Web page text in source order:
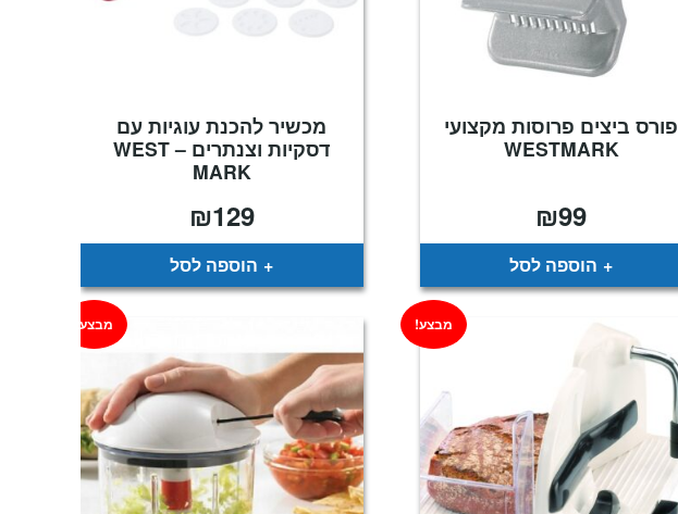
פורס ביצים פרוסות מקצועי
WESTMARK
₪99
הוספה לסל
מכשיר להכנת עוגיות עם
דסקיות וצנתרים – WEST
MARK
₪129
הוספה לסל
מבצע! מבצע!